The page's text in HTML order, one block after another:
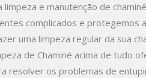
e manutenção de
complicados e protegemos
uma limpeza regular da sua
de Chaminé acima de tudo
resolver os problemas de